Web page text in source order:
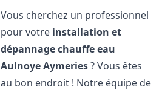
Vous cherchez un professionnel
pour votre installation et
dépannage chauffe eau
Aulnoye Aymeries? Vous êtes
au bon endroit ! Notre équipe de